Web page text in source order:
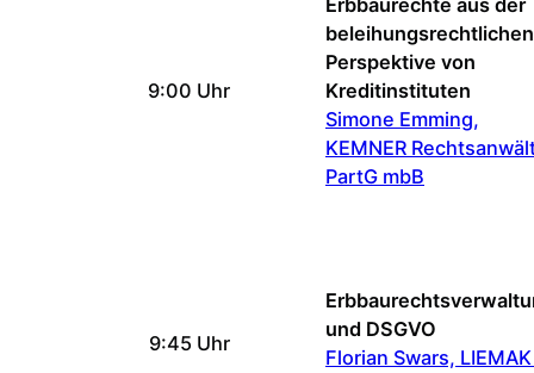
9:00 Uhr
Erbbaurechte aus der
beleihungsrechtlichen
Perspektive von
Kreditinstituten
Simone Emming,
KEMNER
PartG mbB
9:45 Uhr
und DSGVO
Florian Swars,